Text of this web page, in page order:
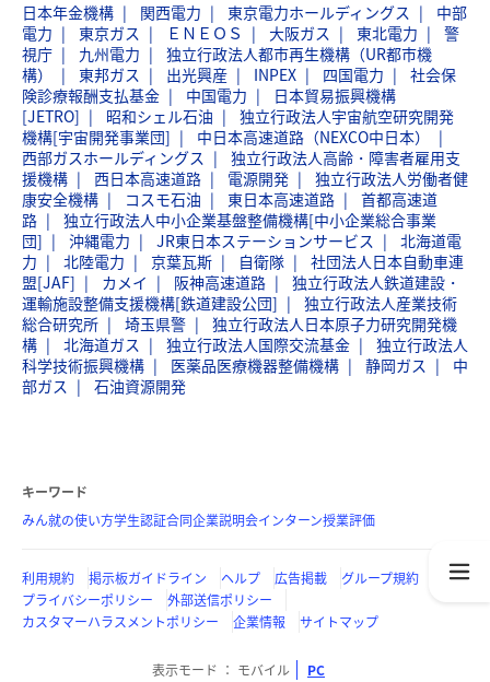
日本年金機構 関西電力 東京電力ホールディングス
中部
電力
東京ガス ＥＮＥＯＳ 大阪ガス 東北電力
警
視庁
九州電力
独立行政法人都市再生機構（UR都市機
構）
東邦ガス 出光興産 INPEX 四国電力
社会保
険診療報酬支払基金
中国電力
日本貿易振興機構
[JETRO]
昭和シェル石油
独立行政法人宇宙航空研究開発
機構[宇宙開発事業団]
中日本高速道路（NEXCO中日本）
西部ガスホールディングス
独立行政法人高齢・障害者雇用支
援機構
西日本高速道路 電源開発
独立行政法人労働者健
康安全機構
コスモ石油 東日本高速道路
首都高速道
路
独立行政法人中小企業基盤整備機構[中小企業総合事業
団]
沖縄電力 JR東日本ステーションサービス
北海道電
力
北陸電力 京葉瓦斯 自衛隊
社団法人日本自動車連
盟[JAF]
カメイ 阪神高速道路
独立行政法人鉄道建設・
運輸施設整備支援機構[鉄道建設公団]
独立行政法人産業技術
総合研究所
埼玉県警
独立行政法人日本原子力研究開発機
構
北海道ガス 独立行政法人国際交流基金
独立行政法人
科学技術振興機構
医薬品医療機器整備機構 静岡ガス
中
部ガス
石油資源開発
キーワード
みん就の使い方学生認証合同企業説明会インターン授業評価
利用規約 掲示板ガイドライン ヘルプ 広告掲載
グループ規約
プライバシーポリシー
外部送信ポリシー
カスタマーハラスメントポリシー
企業情報 サイトマップ
表示モード モバイル PC